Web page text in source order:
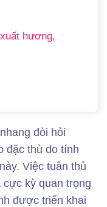
hương,
đòi hỏi
đặc thù do tính
Việc tuân thủ
cực kỳ quan trọng
được triển khai